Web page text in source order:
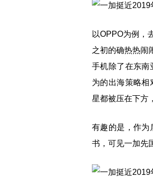
以OPPO为例，
之初的确热热闹
手机除了在东南
为的出海策略相
星都被压在下方
有趣的是，作为
书，可见一加先